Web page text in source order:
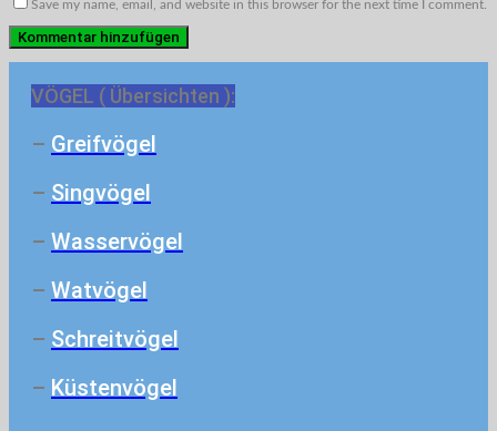
Save my name, email, and website in this browser for the next time I comment.
VÖGEL ( Übersichten ):
– Greifvögel
– Singvögel
– Wasservögel
– Watvögel
– Schreitvögel
– Küstenvögel